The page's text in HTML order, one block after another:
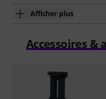
Afficher plus
Accessoires &